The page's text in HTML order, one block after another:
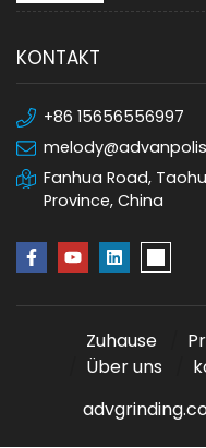
KONTAKT
+86 15656556997
Fanhua Road,
Province, China
Zuhause
Über uns